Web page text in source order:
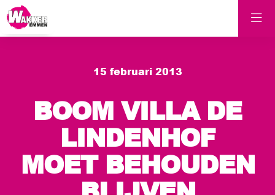
15 februari 2013
BOOM VILLA DE
LINDENHOF
MOET BEHOUDEN